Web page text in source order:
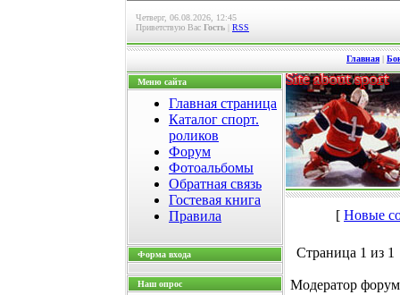
Четверг, 06.08.2026, 12:45
Приветствую Вас Гость | RSS
Главная |
Меню сайта
Главная страница
Каталог спорт.
роликов
Форум
Фотоальбомы
Обратная связь
Гостевая книга
Правила
Форма входа
Наш опрос
[ Новые
Страница 1 из 1
Модератор